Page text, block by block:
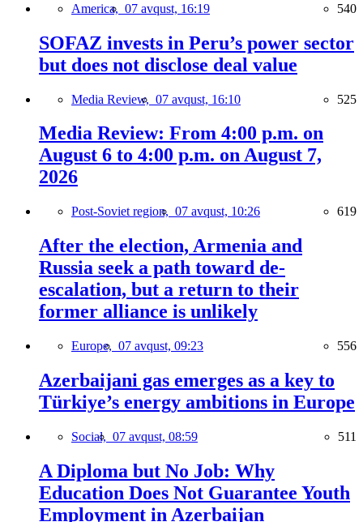
America, 07 avqust, 16:19 540
SOFAZ invests in Peru’s power sector
but does not disclose deal value
Media Review, 07 avqust, 16:10 525
Media Review: From 4:00 p.m. on
August 6 to 4:00 p.m. on August 7,
2026
Post-Soviet region, 07 avqust, 10:26 619
After the election, Armenia and
Russia seek a path toward de-
escalation, but a return to their
former alliance is unlikely
Europe, 07 avqust, 09:23 556
Azerbaijani gas emerges as a key to
Türkiye’s energy ambitions in Europe
Social, 07 avqust, 08:59 511
A Diploma but No Job: Why
Education Does Not Guarantee Youth
Employment in Azerbaijan